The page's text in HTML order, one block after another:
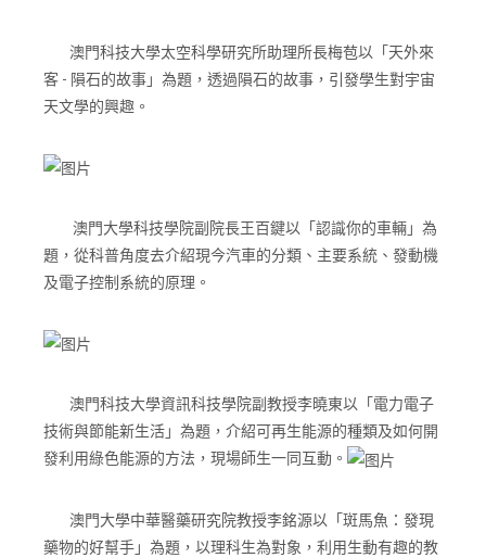
澳門科技大學太空科學研究所助理所長梅苞以「天外來
客 - 隕石的故事」為題，透過隕石的故事，引發學生對宇宙
天文學的興趣。
澳門大學科技學院副院長王百鍵以「認識你的車輛」為
題，從科普角度去介紹現今汽車的分類、主要系統、發動機
及電子控制系統的原理。
澳門科技大學資訊科技學院副教授李曉東以「電力電子
技術與節能新生活」為題，介紹可再生能源的種類及如何開
發利用綠色能源的方法，現場師生一同互動。
澳門大學中華醫藥研究院教授李銘源以「斑馬魚：發現
藥物的好幫手」為題，以理科生為對象，利用生動有趣的教